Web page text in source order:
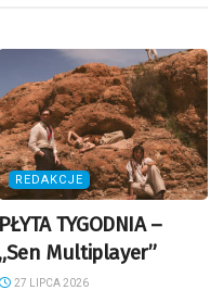
REDAKCJE
PŁYTA TYGODNIA –
„Sen Multiplayer”
27 LIPCA 2026